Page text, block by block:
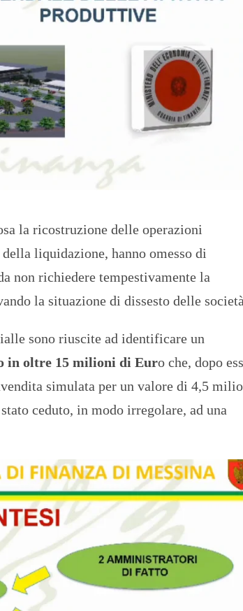
la ricostruzione delle operazioni
liquidazione, hanno omesso di
non richiedere tempestivamente la
la situazione di dissesto delle
sono riuscite ad identificare un
in oltre 15 milioni di Euro che, dopo
simulata per un valore di 4,5
ceduto, in modo irregolare, ad una